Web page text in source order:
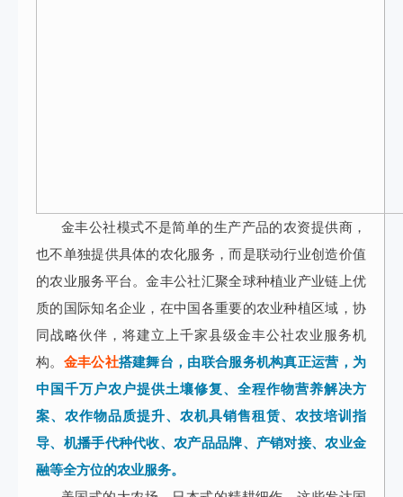
金丰公社模式不是简单的生产产品的农资提供商，
也不单独提供具体的农化服务，而是联动行业创造价值
的农业服务平台。金丰公社汇聚全球种植业产业链上优
质的国际知名企业，在中国各重要的农业种植区域，协
同战略伙伴，将建立上千家县级金丰公社农业服务机
构。 金丰公社搭建舞台，由联合服务机构真正运营，为
中国千万户农户提供土壤修复、全程作物营养解决方
案、农作物品质提升、农机具销售租赁、农技培训指
导、机播手代种代收、农产品品牌、产销对接、农业金
融等全方位的农业服务。